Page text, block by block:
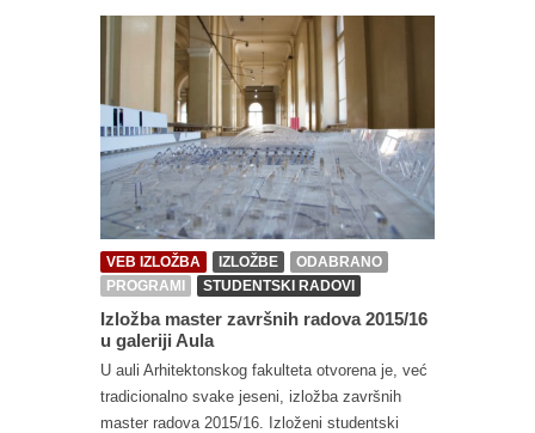
VEB IZLOŽBA IZLOŽBE
ODABRANO
PROGRAMI
STUDENTSKI RADOVI
Izložba master završnih radova 2015/16
u galeriji Aula
U auli Arhitektonskog fakulteta otvorena je, već
tradicionalno svake jeseni, izložba završnih
master radova 2015/16. Izloženi studentski